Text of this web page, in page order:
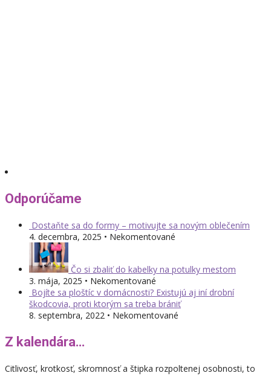
Odporúčame
Dostaňte sa do formy – motivujte sa novým oblečením
4. decembra, 2025 • Nekomentované
Čo si zbaliť do kabelky na potulky mestom
3. mája, 2025 • Nekomentované
Bojíte sa ploštíc v domácnosti? Existujú aj iní drobní
škodcovia, proti ktorým sa treba brániť
8. septembra, 2022 • Nekomentované
Z kalendára…
Citlivosť, krotkosť, skromnosť a štipka rozpoltenej osobnosti, to